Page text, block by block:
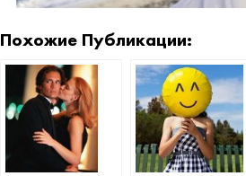
Похожие Публикации: